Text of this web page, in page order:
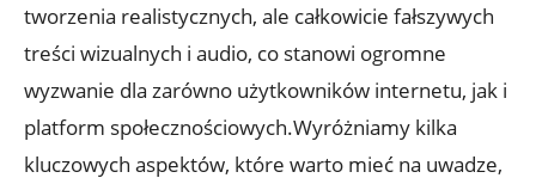
‍tworzenia realistycznych,‌ ale całkowicie fałszywych
treści ⁤wizualnych i audio, ‌co stanowi ogromne
wyzwanie dla zarówno użytkowników internetu, jak i
platform społecznościowych.Wyróżniamy kilka
kluczowych aspektów, które warto mieć na uwadze,​